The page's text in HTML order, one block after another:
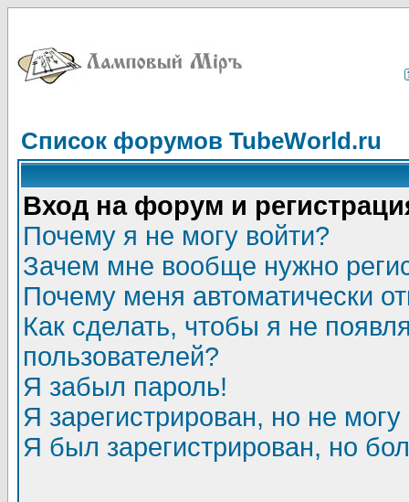
Список форумов TubeWorld.ru
Вход на форум и
Почему я не могу войти?
Зачем мне вообще нужно
Почему меня автоматически
Как сделать, чтобы я не
пользователей?
Я забыл пароль!
Я зарегистрирован, но не могу
Я был зарегистрирован, но